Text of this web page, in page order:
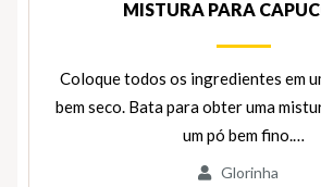
MISTURA PARA
Coloque todos os ingredientes em
bem seco. Bata para obter uma
um pó bem fino.…
Glorinha